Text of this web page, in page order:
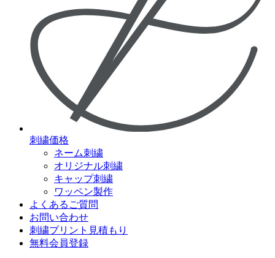
刺繍価格
ネーム刺繍
オリジナル刺繍
キャップ刺繍
ワッペン製作
よくあるご質問
お問い合わせ
刺繍プリント見積もり
無料会員登録